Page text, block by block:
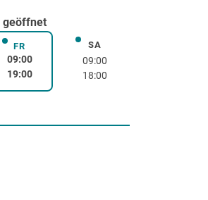
geöffnet
FRFreitag
09:00
19:00
SASamstag
09:00
18:00